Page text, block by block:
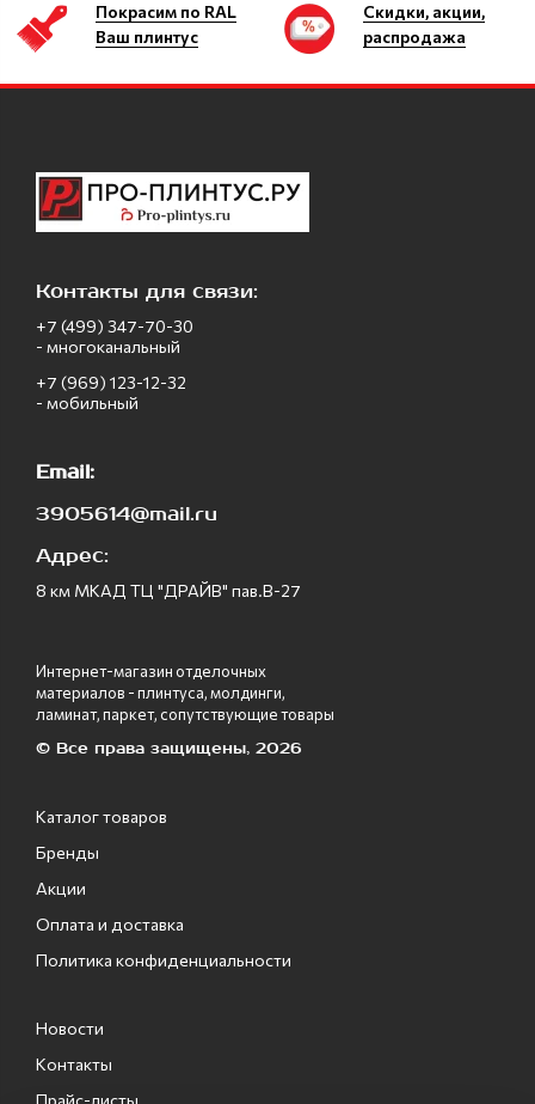
Покрасим по RAL
Ваш плинтус
Скидки, акции,
распродажа
Контакты для связи:
+7 (499) 347-70-30
- многоканальный
+7 (969) 123-12-32
- мобильный
Email:
3905614@mail.ru
Адрес:
8 км МКАД ТЦ "ДРАЙВ" пав.В-27
Интернет-магазин отделочных
материалов - плинтуса, молдинги,
ламинат, паркет, сопутствующие товары
© Все права защищены, 2026
Каталог товаров
Бренды
Акции
Оплата и доставка
Политика конфиденциальности
Новости
Контакты
Прайс-листы